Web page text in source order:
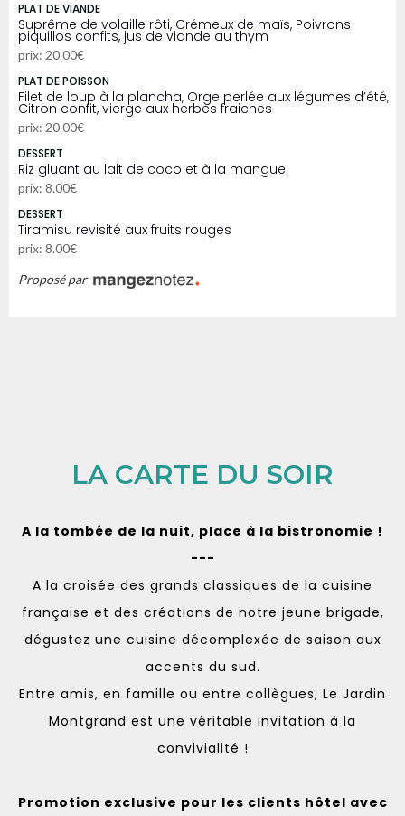
PLAT DE VIANDE
Suprême de volaille rôti, Crémeux de maïs, Poivrons
piquillos confits, jus de viande au thym
prix: 20.00€
PLAT DE POISSON
Filet de loup à la plancha, Orge perlée aux légumes d’été,
Citron confit, vierge aux herbes fraiches
prix: 20.00€
DESSERT
Riz gluant au lait de coco et à la mangue
prix: 8.00€
DESSERT
Tiramisu revisité aux fruits rouges
prix: 8.00€
Proposé par
LA CARTE DU SOIR
A la tombée de la nuit, place à la bistronomie !
---
A la croisée des grands classiques de la cuisine
française et des créations de notre jeune brigade,
dégustez une cuisine décomplexée de saison aux
accents du sud.
Entre amis, en famille ou entre collègues, Le Jardin
Montgrand est une véritable invitation à la
convivialité !
Promotion exclusive pour les clients hôtel avec